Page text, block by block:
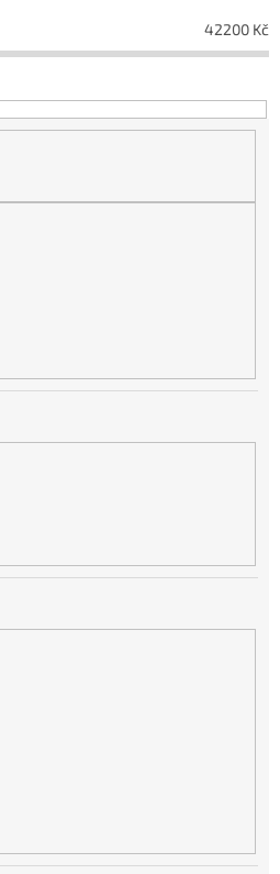
42200 Kč